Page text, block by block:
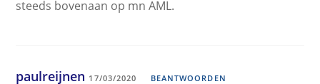
steeds bovenaan op mn AML.
paulreijnen 17/03/2020 BEANTWOORDEN